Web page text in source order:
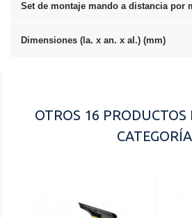
Set de montaje mando a distancia por
Dimensiones (la. x an. x al.) (mm)
OTROS 16